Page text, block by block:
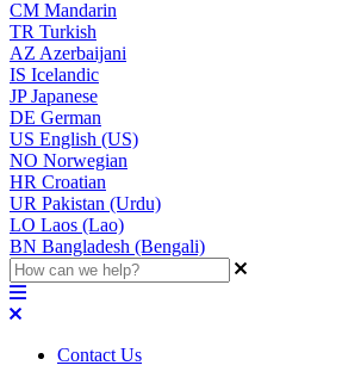
CM Mandarin
TR Turkish
AZ Azerbaijani
IS Icelandic
JPJapanese
DE German
US English (US)
NO Norwegian
HR Croatian
UR Pakistan (Urdu)
LO Laos (Lao)
BN Bangladesh (Bengali)
Contact Us